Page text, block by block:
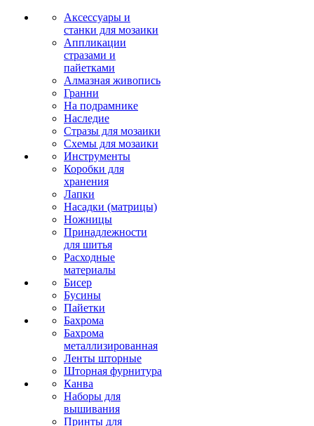
Аксессуары и
станки для мозаики
Аппликации
стразами и
пайетками
Алмазная живопись
Гранни
На подрамнике
Наследие
Стразы для мозаики
Схемы для мозаики
Инструменты
Коробки для
хранения
Лапки
Насадки (матрицы)
Ножницы
Принадлежности
для шитья
Расходные
материалы
Бисер
Бусины
Пайетки
Бахрома
Бахрома
металлизированная
Ленты шторные
Шторная фурнитура
Канва
Наборы для
вышивания
Принты для